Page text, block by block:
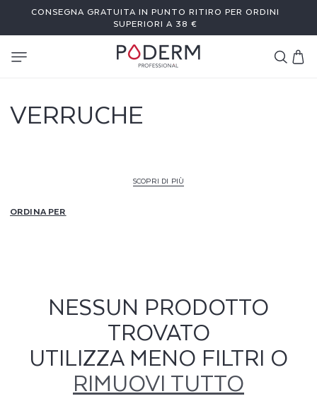
CONSEGNA GRATUITA IN PUNTO RITIRO PER ORDINI
SUPERIORI A 38 €
Carrello
VERRUCHE
SCOPRI DI PIÙ
ORDINA PER
NESSUN PRODOTTO
TROVATO
UTILIZZA MENO FILTRI O
RIMUOVI TUTTO